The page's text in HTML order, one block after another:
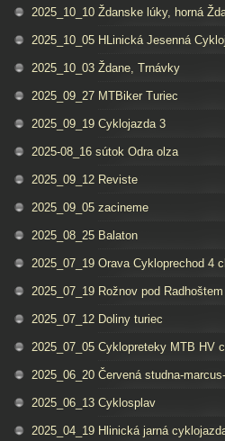
2025_10_10 Ždanske lúky, horná
2025_10_05 HLinická Jesenná
2025_10_03 Ždane, Trnávky
2025_09_27 MTBiker Turiec
2025_09_19 Cyklojazda 3
2025-08_16 sútok Odra olza
2025_09_12 Reviste
2025_09_05 zacineme
2025_08_25 Balaton
2025_07_19 Orava Cykloprechod 4
2025_07_19 Rožnov pod Radhoštem
2025_07_12 Doliny turiec
2025_07_05 Cyklopreteky MTB HV
2025_06_20 Červená studna-
2025_06_13 Cyklosplav
2025_04_19 Hlinická jarná